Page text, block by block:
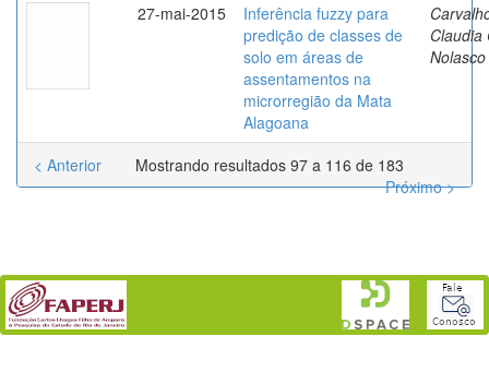
27-mai-2015
Inferência fuzzy para
predição de classes de
solo em áreas de
assentamentos na
microrregião da Mata
Alagoana
Claudia
Mostrando resultados 97 a 116 de 183
< Anterior
Próximo >